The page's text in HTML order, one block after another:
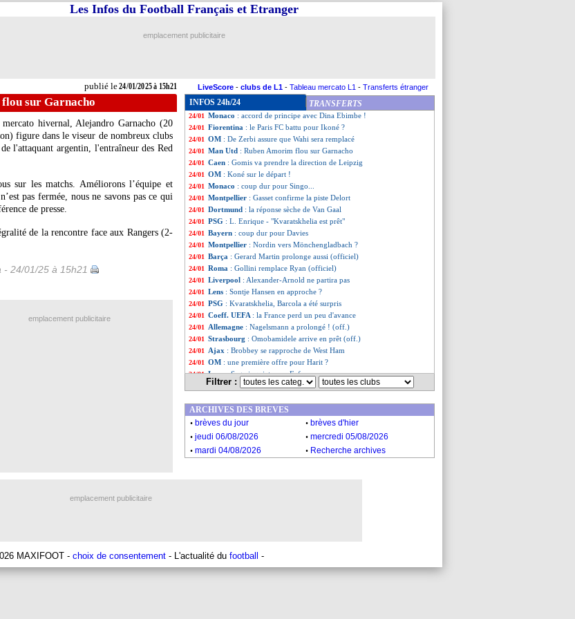
publié le24/01/2025 à 15h21
Les Infos du Football Français et Etranger
emplacement publicitaire
LiveScore - clubs de L1 - Tableau mercato L1 - Transferts étranger
sur Garnacho
mercato hivernal, AlejandroGarnacho (20
figure dans le viseur de nombreux clubs
l'attaquant argentin, l'entraîneur des Red
sur les matchs. Améliorons l’équipe et
pas fermée, nous ne savons pas ce qui
de presse.
de la rencontre face aux Rangers (2-
- 24/01/25 à 15h21
INFOS 24h/24 TRANSFERTS
24/01 Leipzig : pas de départ cet hiver pour Sesko
24/01 Arsenal
24/01 OM: Wahi a signé son contrat à Francfort !
24/01 Belgique: les premiers mots de Garcia
24/01 Monaco : accord de principe avec Dina Ebimbe !
24/01 Fiorentina : le Paris FC battu pour Ikoné ?
24/01 OM : De Zerbi assure que Wahi sera remplacé
24/01 Man Utd : Ruben Amorim flou sur Garnacho
24/01 Caen : Gomis va prendre la direction de Leipzig
24/01 OM : Koné sur le départ !
24/01 Monaco : coup dur pour Singo...
24/01 Montpellier : Gasset confirme la piste Delort
24/01 Dortmund : la réponse sèche de Van Gaal
24/01 PSG : L. Enrique - "Kvaratskhelia est prêt"
24/01 Bayern : coup dur pour Davies
24/01 Montpellier : Nordin vers Mönchengladbach ?
24/01 Barça : Gerard Martin prolonge aussi (officiel)
24/01 Roma : Gollini remplace Ryan (officiel)
24/01 Liverpool : Alexander-Arnold ne partira pas
24/01 Lens : Sontje Hansen en approche ?
24/01 PSG : Kvaratskhelia, Barcola a été surpris
24/01 Coeff. UEFA : la France perd un peu d'avance
24/01 Allemagne : Nagelsmann a prolongé ! (off.)
24/01 Strasbourg : Omobamidele arrive en prêt (off.)
24/01 Ajax : Brobbey se rapproche de West Ham
24/01 OM : une première offre pour Harit ?
24/01 Lyon: Sage inquiet pour Fofana
Belgique : Rudi Garcia sur le banc ! (off.)
24/01 Man Utd: Yoro sorti sur blessure
24/01 Lyon: Mourinho soutient Sage
Liste des brèves du jeu. 23 janvier 2025
Filtrer :
emplacement publicitaire
ARCHIVES DES BREVES
. brèves du jour . brèves d'hier
. jeudi 06/08/2026 . mercredi 05/08/2026
. mardi 04/08/2026 . Recherche archives
emplacement publicitaire
MAXIFOOT - choix de consentement - L'actualité du football -